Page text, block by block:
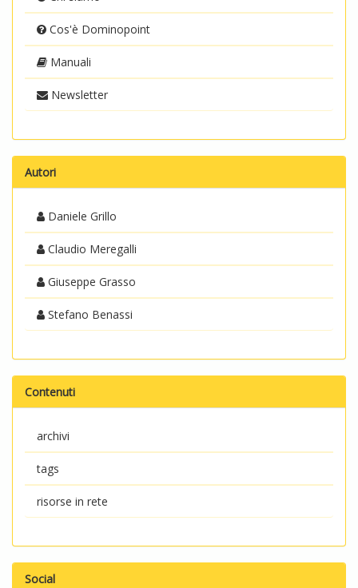
Cos'è Dominopoint
Manuali
Newsletter
Autori
Daniele Grillo
Claudio Meregalli
Giuseppe Grasso
Stefano Benassi
Contenuti
archivi
tags
risorse in rete
Social